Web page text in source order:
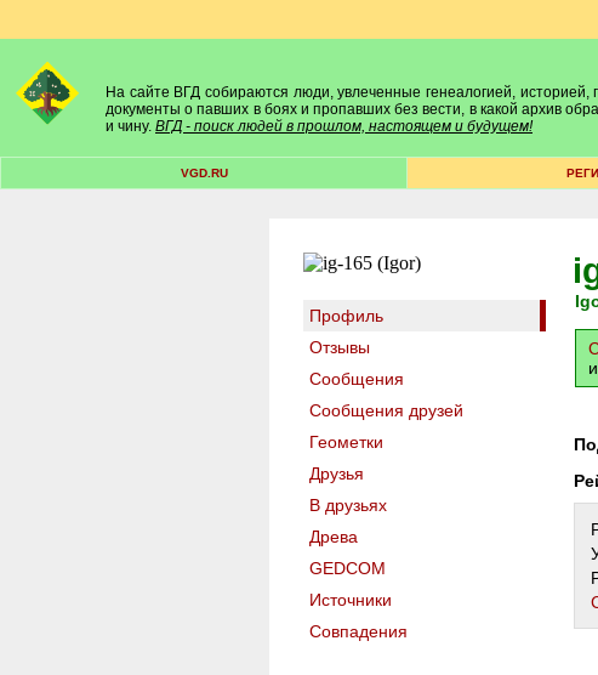
На сайте ВГД собираются люди, увлеченные генеалогией, историей,
документы о павших в боях и пропавших без вести, в какой архив
и чину. ВГД - поиск людей в прошлом, настоящем и будущем!
VGD.RU
Профиль
Отзывы
Сообщения
Сообщения друзей
Геометки
Друзья
В друзьях
Древа
GEDCOM
Источники
Совпадения